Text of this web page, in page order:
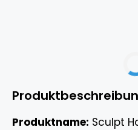
Produktname: Sculpt